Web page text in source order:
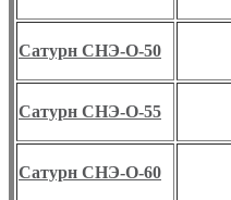
Сатурн СНЭ-О-50
Сатурн СНЭ-О-55
Сатурн СНЭ-О-60